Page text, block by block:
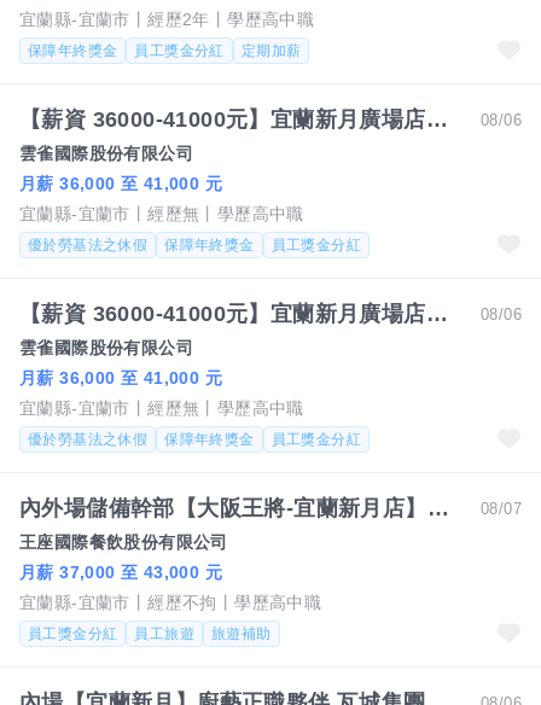
宜蘭縣-宜蘭市
經歷2年 學歷高中職
保障年終獎金 員工獎金分紅 定期加薪
08/06
【薪資 36000-41000元】宜蘭新月廣場店【古拉爵】內外場營運正職人員
雲雀國際股份有限公司
月薪 36,000 至 41,000 元
宜蘭縣-宜蘭市
經歷無 學歷高中職
優於勞基法之休假 保障年終獎金 員工獎金分紅
08/06
【薪資 36000-41000元】宜蘭新月廣場店【涮乃葉】日式火鍋營運正職人員
雲雀國際股份有限公司
月薪 36,000 至 41,000 元
宜蘭縣-宜蘭市
經歷無 學歷高中職
優於勞基法之休假 保障年終獎金 員工獎金分紅
08/07
內外場儲備幹部【大阪王將-宜蘭新月店】月薪37000~43000#另有門市達標獎金 無經驗可
王座國際餐飲股份有限公司
月薪 37,000 至 43,000 元
宜蘭縣-宜蘭市
經歷不拘 學歷高中職
員工獎金分紅 員工旅遊 旅遊補助